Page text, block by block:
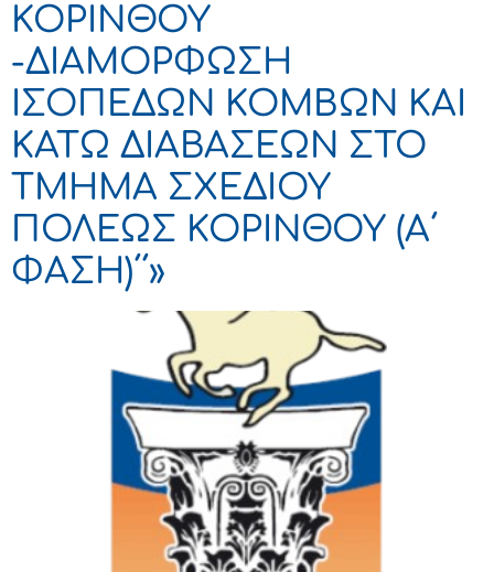
ΚΟΡΙΝΘΟΥ
-ΔΙΑΜΟΡΦΩΣΗ
ΙΣΟΠΕΔΩΝ ΚΟΜΒΩΝ ΚΑΙ
ΚΑΤΩ ΔΙΑΒΑΣΕΩΝ ΣΤΟ
ΤΜΗΜΑ ΣΧΕΔΙΟΥ
ΠΟΛΕΩΣ ΚΟΡΙΝΘΟΥ (Α΄
ΦΑΣΗ)΄΄»